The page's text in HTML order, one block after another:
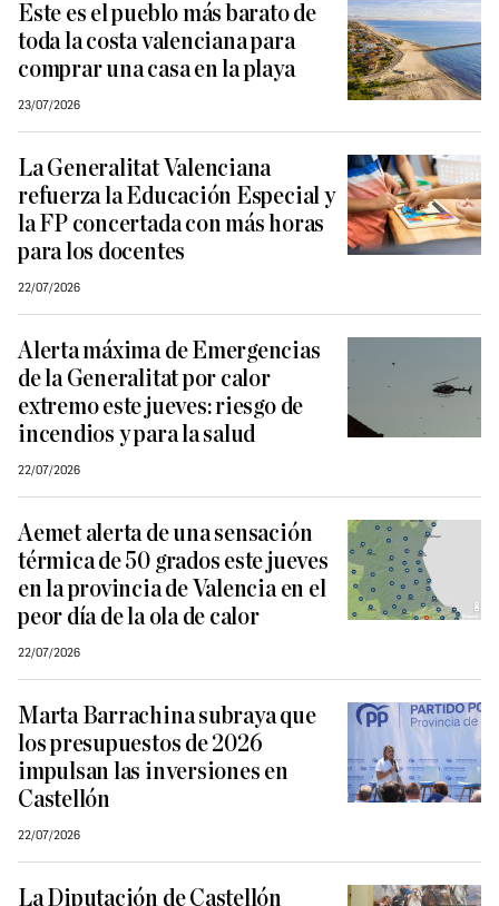
Este es el pueblo más barato de
toda la costa valenciana para
comprar una casa en la playa
23/07/2026
La Generalitat Valenciana
refuerza la Educación Especial y
la FP concertada con más horas
para los docentes
22/07/2026
Alerta máxima de Emergencias
de la Generalitat por calor
extremo este jueves: riesgo de
incendios y para la salud
22/07/2026
Aemet alerta de una sensación
térmica de 50 grados este jueves
en la provincia de Valencia en el
peor día de la ola de calor
22/07/2026
Marta Barrachina subraya que
los presupuestos de 2026
impulsan las inversiones en
Castellón
22/07/2026
La Diputación de Castellón